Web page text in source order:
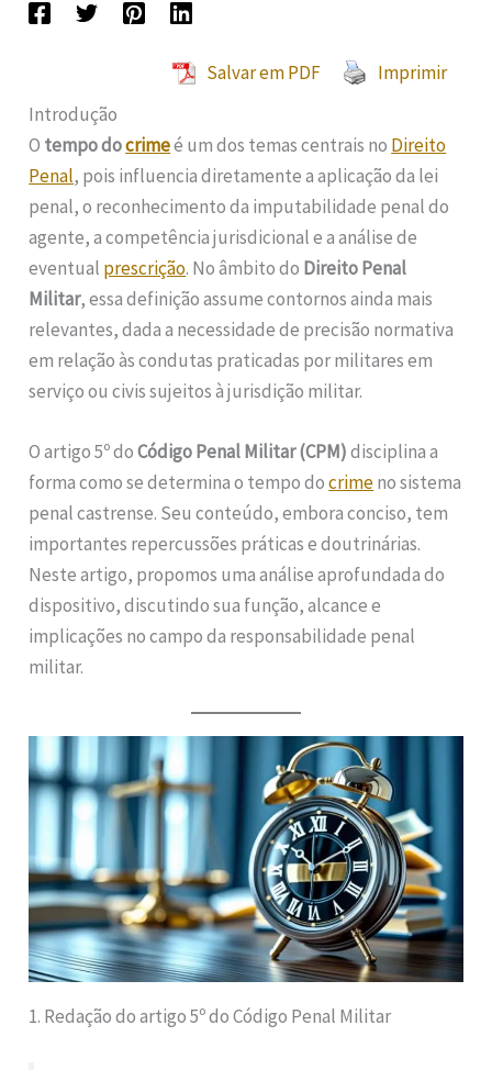
Salvar em PDF
Imprimir
Introdução
O tempo docrimeé um dos temas centrais no Direito
Penal, pois influencia diretamente a aplicação da lei
penal, o reconhecimento da imputabilidade penal do
agente, a competência jurisdicional e a análise de
eventual prescrição. No âmbito do Direito Penal
Militar, essa definição assume contornos ainda mais
relevantes, dada a necessidade de precisão normativa
em relação às condutas praticadas por militares em
serviço ou civis sujeitos à jurisdição militar.
O artigo 5º doCódigo Penal Militar (CPM)disciplina a
forma como se determina o tempo docrimeno sistema
penal castrense. Seu conteúdo, embora conciso, tem
importantes repercussões práticas e doutrinárias.
Neste artigo, propomos uma análise aprofundada do
dispositivo, discutindo sua função, alcance e
implicações no campo da responsabilidade penal
militar.
1. Redação do artigo 5º do Código Penal Militar